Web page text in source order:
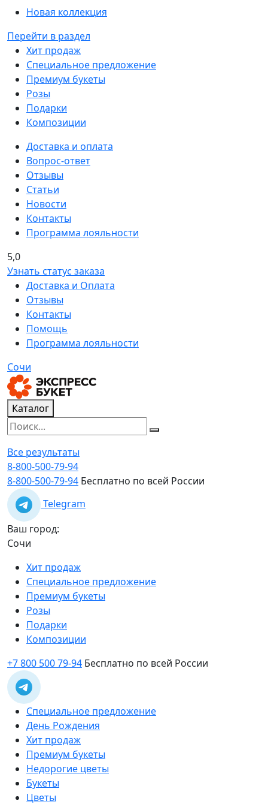
Новая коллекция
Перейти в раздел
Хит продаж
Специальное предложение
Премиум букеты
Розы
Подарки
Композиции
Доставка и оплата
Вопрос-ответ
Отзывы
Статьи
Новости
Контакты
Программа лояльности
5,0
Узнать статус заказа
Доставка и Оплата
Отзывы
Контакты
Помощь
Программа лояльности
Сочи
Каталог
Все результаты
8-800-500-79-94
8-800-500-79-94 Бесплатно по всей России
Telegram
Ваш город:
Сочи
Хит продаж
Специальное предложение
Премиум букеты
Розы
Подарки
Композиции
+7 800 500 79-94 Бесплатно по всей России
Специальное предложение
День Рождения
Хит продаж
Премиум букеты
Недорогие цветы
Букеты
Цветы